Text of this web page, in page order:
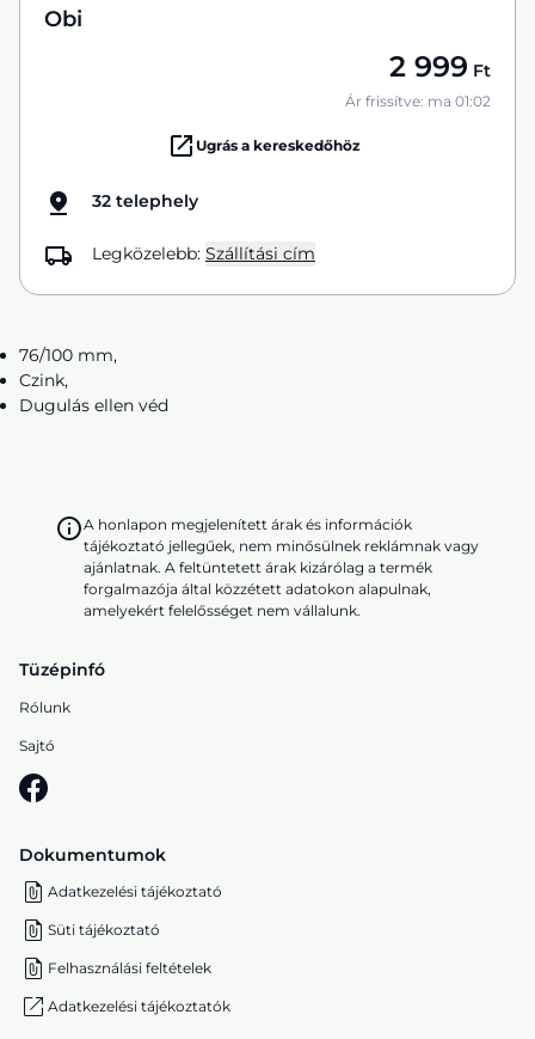
Obi
2 999 Ft
Ár frissítve: ma 01:02
Ugrás a kereskedőhöz
32 telephely
Legközelebb: Szállítási cím
76/100 mm,
Czink,
Dugulás ellen véd
A honlapon megjelenített árak és információk
tájékoztató jellegűek, nem minősülnek reklámnak vagy
ajánlatnak. A feltüntetett árak kizárólag a termék
forgalmazója által közzétett adatokon alapulnak,
amelyekért felelősséget nem vállalunk.
Tüzépinfó
Rólunk
Sajtó
Dokumentumok
Adatkezelési tájékoztató
Süti tájékoztató
Felhasználási feltételek
Adatkezelési tájékoztatók